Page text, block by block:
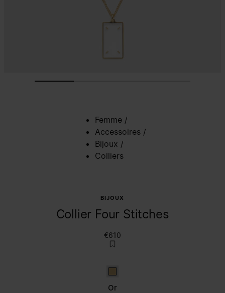
Femme /
Accessoires /
Bijoux /
Colliers
BIJOUX
Collier Four Stitches
€610
Or
Or